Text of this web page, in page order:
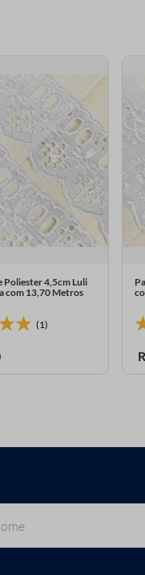
Poliester 4,5cm Luli
com 13,70 Metros
(1)